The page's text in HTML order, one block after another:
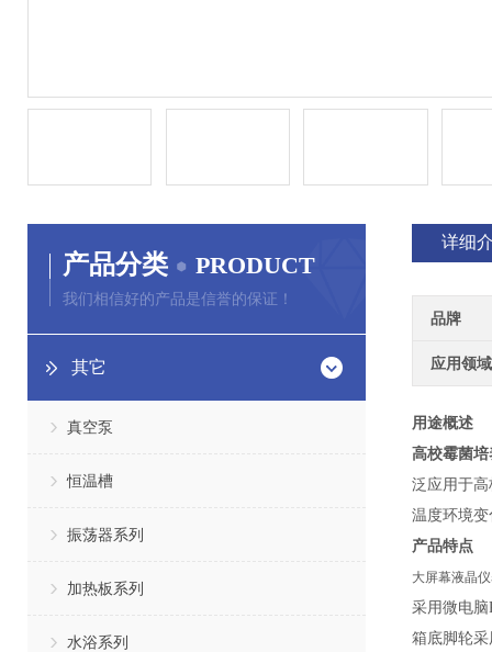
产品分类 PRODUCT
我们相信好的产品是信誉的保证！
其它
真空泵
恒温槽
振荡器系列
加热板系列
水浴系列
详细
品牌
应用领域
用途概述
高校霉菌培
泛应用于
温度环境
产品特点
大屏幕液晶
采用微电脑
箱底脚轮